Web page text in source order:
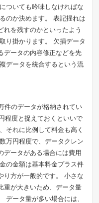
ついても吟味しなければな
のか決めます。 表記揺れは
れを残すのかといったよう
り掛かります。 欠損データ
データの内容修正などを先
データを統合するという流
件のデータが格納されてい
程度と捉えておくといいで
それに比例して料金も高く
万円程度で、データクレン
データがある場合には費用
の金額は基本料金プラス件
り方が一般的です。 小さな
重が大きいため、データ量
データ量が多い場合には、